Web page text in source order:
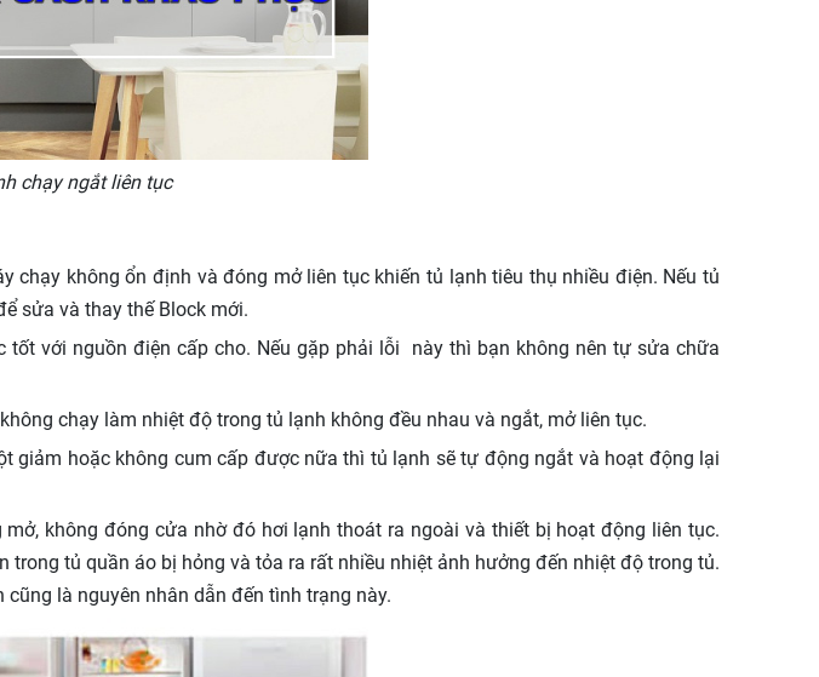
chạy ngắt liên tục
chạy không ổn định và đóng mở liên tục khiến tủ lạnh tiêu thụ nhiều điện. Nếu tủ
sửa và thay thế Block mới.
với nguồn điện cấp cho. Nếu gặp phải lỗi này thì bạn không nên tự sửa chữa
chạy làm nhiệt độ trong tủ lạnh không đều nhau và ngắt, mở liên tục.
giảm hoặc không cum cấp được nữa thì tủ lạnh sẽ tự động ngắt và hoạt động lại
không đóng cửa nhờ đó hơi lạnh thoát ra ngoài và thiết bị hoạt động liên tục.
tủ quần áo bị hỏng và tỏa ra rất nhiều nhiệt ảnh hưởng đến nhiệt độ trong tủ.
là nguyên nhân dẫn đến tình trạng này.